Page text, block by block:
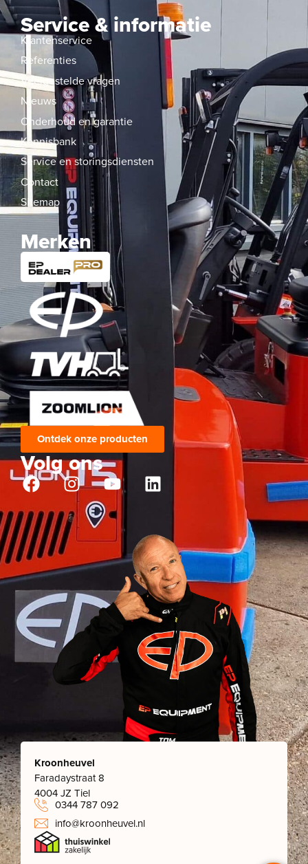
Service & informatie
Klantenservice
Referenties
Veelgestelde vragen
Nieuws
Onderhoud en garantie
Kennisbank
Service en storingsdiensten
Contact
Sitemap
Merken
Ontdek onze producten
Volg ons
Kroonheuvel
Faradaystraat 8
4004 JZ Tiel
0344 787 092
info@kroonheuvel.nl